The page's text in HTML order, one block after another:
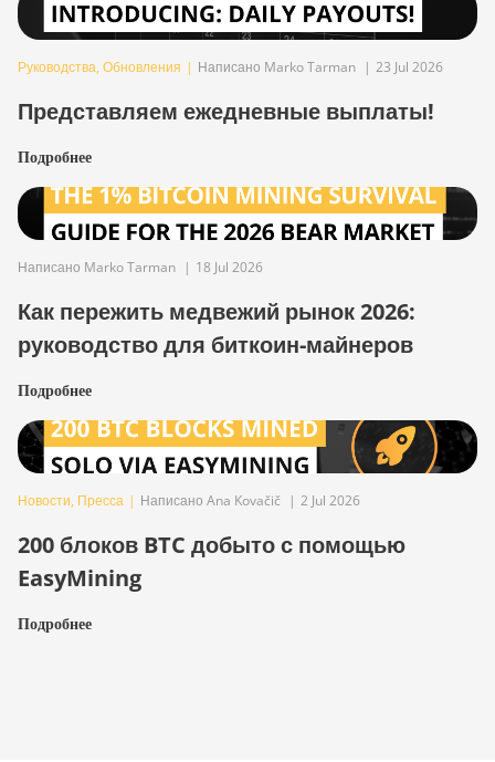
Руководства, Обновления | Написано Marko Tarman | 23 Jul 2026
Представляем ежедневные выплаты!
Подробнее
Написано Marko Tarman | 18 Jul 2026
Как пережить медвежий рынок 2026:
руководство для биткоин-майнеров
Подробнее
Новости, Пресса | Написано Ana Kovačič | 2 Jul 2026
200 блоков BTC добыто с помощью
EasyMining
Подробнее